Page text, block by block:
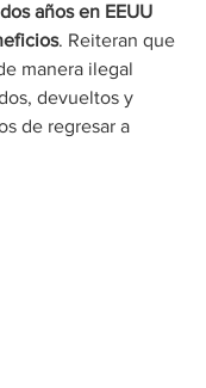
años en EEUU
. Reiteran que
manera ilegal
devueltos y
de regresar a